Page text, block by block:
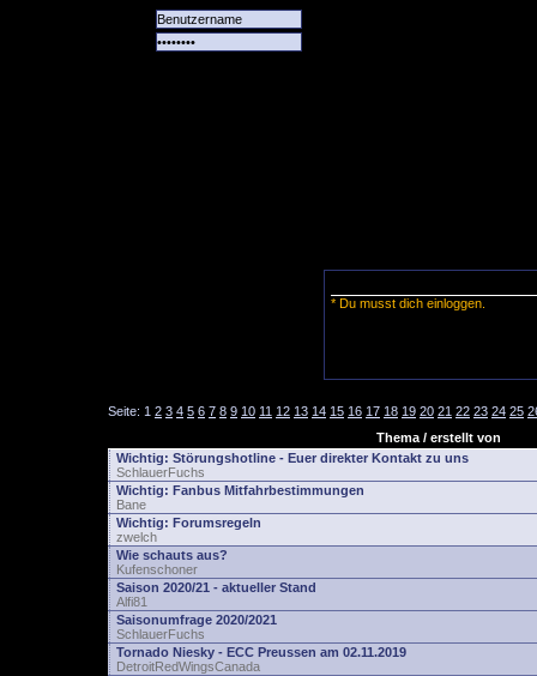
* Du musst dich einloggen.
Seite: 1 2 3 4 5 6 7 8 9 10 11 12 13 14 15 16 17 18 19 20 21 22 23 24 25
Thema / erstellt von
Wichtig: Störungshotline - Euer direkter Kontakt zu uns
SchlauerFuchs
Wichtig: Fanbus Mitfahrbestimmungen
Bane
Wichtig: Forumsregeln
zwelch
Wie schauts aus?
Kufenschoner
Saison 2020/21 - aktueller Stand
Alfi81
Saisonumfrage 2020/2021
SchlauerFuchs
Tornado Niesky - ECC Preussen am 02.11.2019
DetroitRedWingsCanada